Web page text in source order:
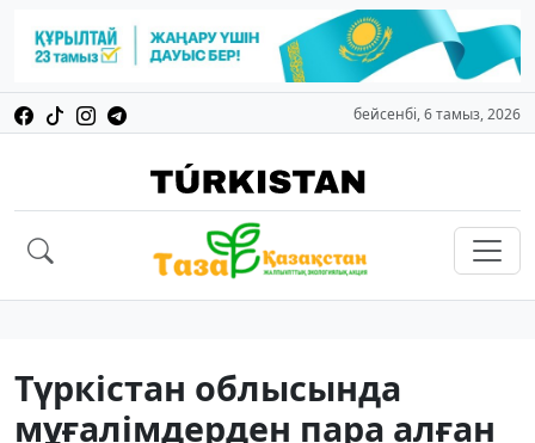
бейсенбі, 6 тамыз, 2026
Түркістан облысында
мұғалімдерден пара алған